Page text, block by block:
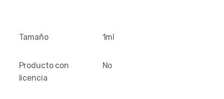
Tamaño 1ml
Producto con
licencia
No